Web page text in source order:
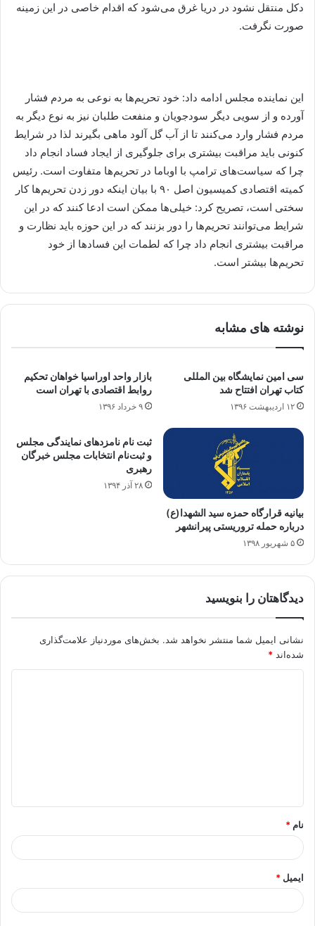
دکل منتقل نشود در دریا غرق می‌شود که اقدام خاصی در این زمینه
صورت نگرفت.
این نماینده مجلس ادامه داد: خود تحریم‌ها به نوعی به مردم فشار
آورده و از سویی دیگر سودجویان و منفعت طلبان نیز به نوع دیگر به
مردم فشار وارد می‌کنند تا از آب گل آلود ماهی بگیرند لذا در شرایط
کنونی باید مراقبت بیشتری برای جلوگیری از ایجاد فساد انجام داد
چرا که سیاست‌های ترامپ با اوباما در تحریم‌ها متفاوت است. رئیس
کمیته اقتصادی کمیسیون اصل ۹۰ با بیان اینکه دور زدن تحریم‌ها کار
سختی است، تصریح کرد: خیلی‌ها ممکن است ادعا کنند که در این
شرایط می‌توانند تحریم‌ها را دور بزنند که در این حوزه باید نظارت و
مراقبت بیشتری انجام داد چرا که لطمات این فسادها از خود
تحریم‌ها بیشتر است.
نوشته های مشابه
سی امین نمایشگاه بین المللی
کتاب تهران افتتاح شد
۱۲ اردیبهشت ۱۳۹۶
بازار واحد اوراسیا خواهان تحکیم
روابط اقتصادی با تهران است
۹ خرداد ۱۳۹۶
بیانیه قرارگاه حمزه سید الشهدا(ع)
درباره حمله تروریستی پیرانشهر
۵ شهریور ۱۳۹۸
ثبت نام نامزدهای نمایندگی مجلس
و ثبت‌نام انتخابات مجلس خبرگان
رهبری
۲۸ آذر ۱۳۹۴
دیدگاهتان را بنویسید
نشانی ایمیل شما منتشر نخواهد شد. بخش‌های موردنیاز علامت‌گذاری
شده‌اند *
*
نام *
ایمیل *